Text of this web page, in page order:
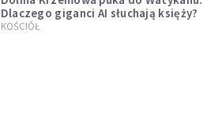
Dlaczego giganci AI słuchają księży?
KOŚCIÓŁ